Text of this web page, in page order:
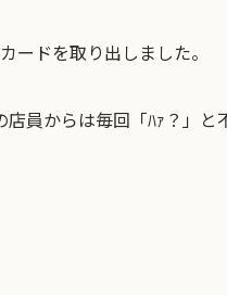
ードを取り出しました。
員からは毎回「ﾊｧ？」